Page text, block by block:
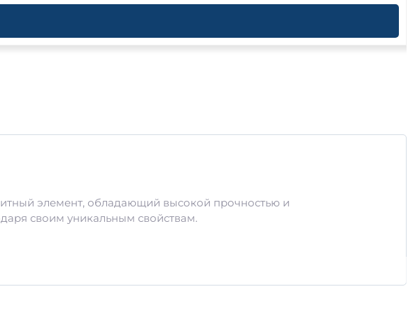
элемент, обладающий высокой прочностью и
своим уникальным свойствам.